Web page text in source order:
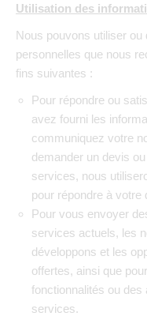
Utilisation des
Nous pouvons utiliser
personnelles que nous
fins suivantes :
Pour répondre ou
avez fourni les
communiquez votre
demander un devis
services, nous
pour répondre à votre
Pour vous envoyer
services actuels, les
développons et les
offertes, ainsi que
fonctionnalités ou des
services.